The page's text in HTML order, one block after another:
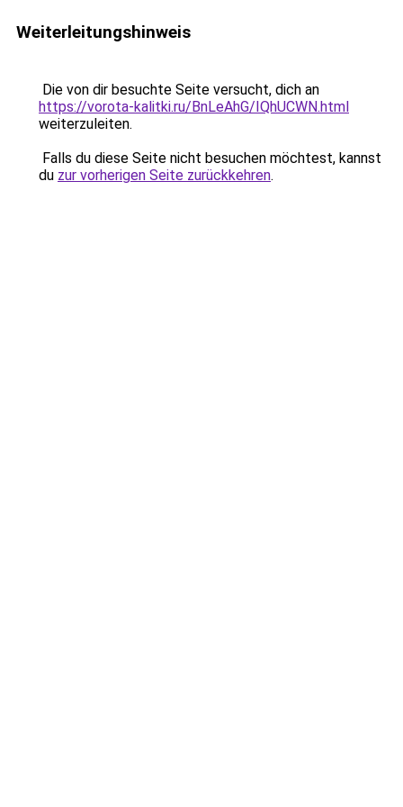
Weiterleitungshinweis
Die von dir besuchte Seite versucht, dich an
https://vorota-kalitki.ru/BnLeAhG/IQhUCWN.html
weiterzuleiten.
Falls du diese Seite nicht besuchen möchtest, kannst
du zur vorherigen Seite zurückkehren.